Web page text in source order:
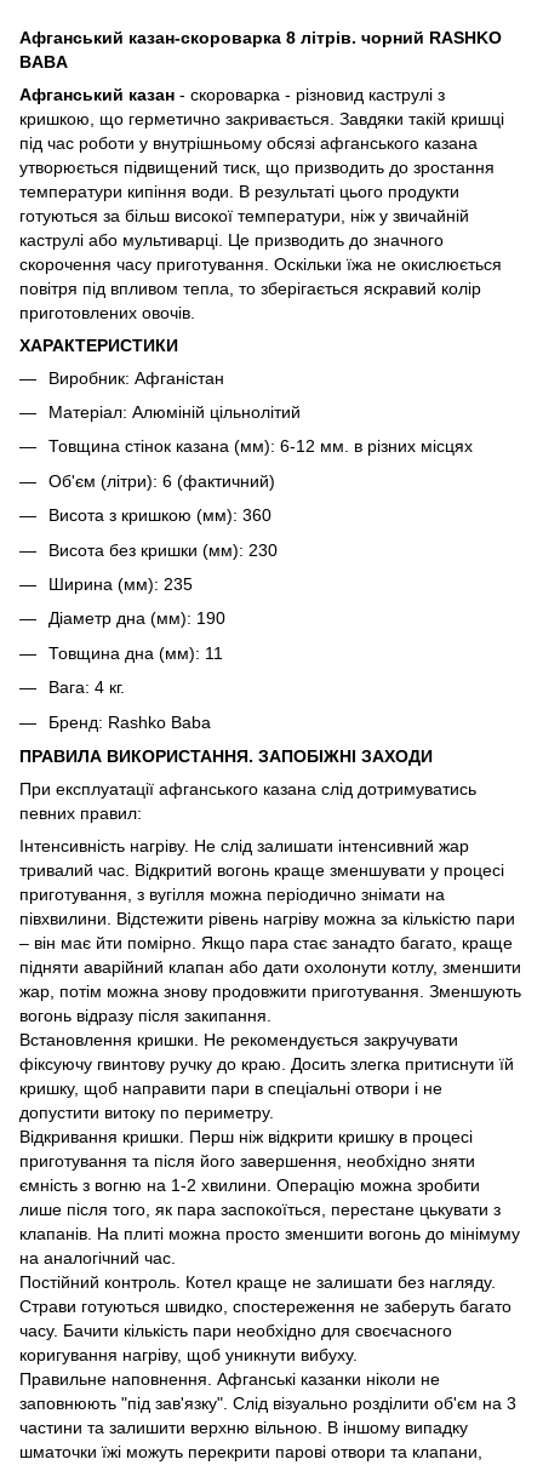
Афганський казан-скороварка 8 літрів. чорний RASHKO
BABA
Афганський казан - скороварка - різновид каструлі з
кришкою, що герметично закривається. Завдяки такій кришці
під час роботи у внутрішньому обсязі афганського казана
утворюється підвищений тиск, що призводить до зростання
температури кипіння води. В результаті цього продукти
готуються за більш високої температури, ніж у звичайній
каструлі або мультиварці. Це призводить до значного
скорочення часу приготування. Оскільки їжа не окислюється
повітря під впливом тепла, то зберігається яскравий колір
приготовлених овочів.
ХАРАКТЕРИСТИКИ
Виробник: Афганістан
Матеріал: Алюміній цільнолітий
Товщина стінок казана (мм): 6-12 мм. в різних місцях
Об'єм (літри): 6 (фактичний)
Висота з кришкою (мм): 360
Висота без кришки (мм): 230
Ширина (мм): 235
Діаметр дна (мм): 190
Товщина дна (мм): 11
Вага: 4 кг.
Бренд: Rashko Baba
ПРАВИЛА ВИКОРИСТАННЯ. ЗАПОБІЖНІ ЗАХОДИ
При експлуатації афганського казана слід дотримуватись
певних правил:
Інтенсивність нагріву. Не слід залишати інтенсивний жар
тривалий час. Відкритий вогонь краще зменшувати у процесі
приготування, з вугілля можна періодично знімати на
півхвилини. Відстежити рівень нагріву можна за кількістю пари
– він має йти помірно. Якщо пара стає занадто багато, краще
підняти аварійний клапан або дати охолонути котлу, зменшити
жар, потім можна знову продовжити приготування. Зменшують
вогонь відразу після закипання.
Встановлення кришки. Не рекомендується закручувати
фіксуючу гвинтову ручку до краю. Досить злегка притиснути їй
кришку, щоб направити пари в спеціальні отвори і не
допустити витоку по периметру.
Відкривання кришки. Перш ніж відкрити кришку в процесі
приготування та після його завершення, необхідно зняти
ємність з вогню на 1-2 хвилини. Операцію можна зробити
лише після того, як пара заспокоїться, перестане цькувати з
клапанів. На плиті можна просто зменшити вогонь до мінімуму
на аналогічний час.
Постійний контроль. Котел краще не залишати без нагляду.
Страви готуються швидко, спостереження не заберуть багато
часу. Бачити кількість пари необхідно для своєчасного
коригування нагріву, щоб уникнути вибуху.
Правильне наповнення. Афганські казанки ніколи не
заповнюють "під зав'язку". Слід візуально розділити об'єм на 3
частини та залишити верхню вільною. В іншому випадку
шматочки їжі можуть перекрити парові отвори та клапани,